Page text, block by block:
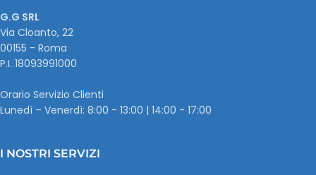
G.G SRL
Via Cloanto, 22
00155 - Roma
P.I. ‭18093991000
Orario Servizio Clienti
Lunedì – Venerdì: 8:00 - 13:00 | 14:00 - 17:00
I NOSTRI SERVIZI